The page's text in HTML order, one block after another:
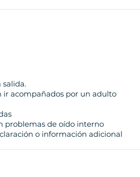
ir acompañados por un adulto
problemas de oído interno
o información adicional